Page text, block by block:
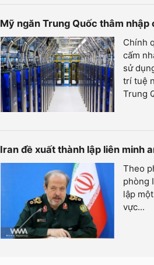
Mỹ ngăn Trung Quốc thâm
Chính
cấm
sử
trí tuệ
Trung
Iran đề xuất thành lập liên minh
Theo
phòng
lập
vực...